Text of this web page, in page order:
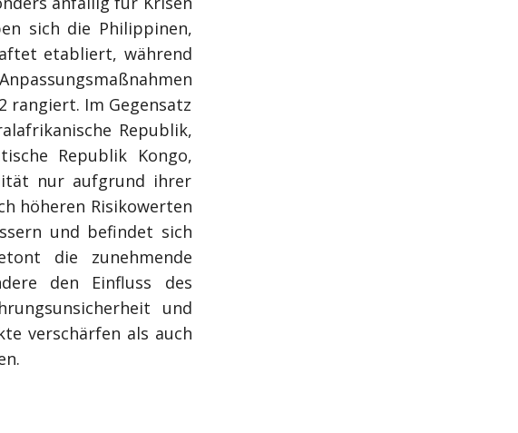
sich die Philippinen,
etabliert, während
rangiert. Im Gegensatz
Republik,
Republik Kongo,
nur aufgrund ihrer
höheren Risikowerten
und befindet sich
die zunehmende
den Einfluss des
und
verschärfen als auch